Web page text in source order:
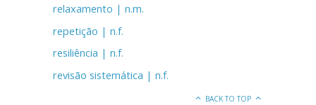
relaxamento | n.m.
repetição | n.f.
resiliência | n.f.
revisão sistemática | n.f.
BACK TO TOP